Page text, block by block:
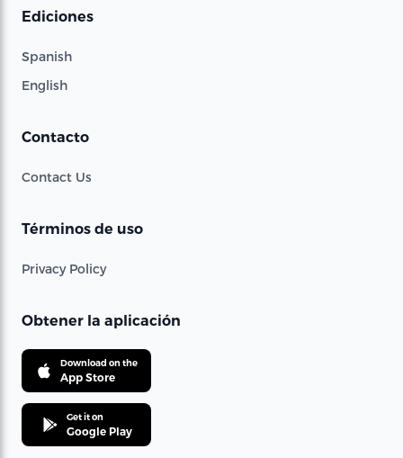
Ediciones
Spanish
English
Contacto
Contact Us
Términos de uso
Privacy Policy
Obtener la aplicación
Download on the
App Store
Get it on
Google Play